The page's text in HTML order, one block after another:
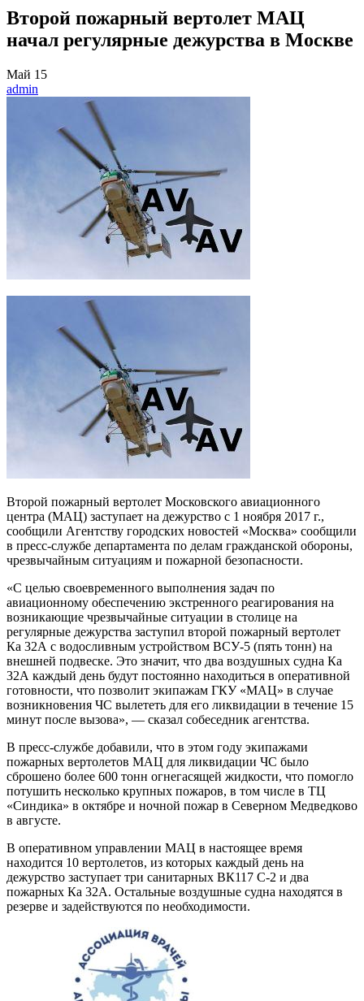
Второй пожарный вертолет МАЦ
начал регулярные дежурства в Москве
Май 15
admin
Второй пожарный вертолет Московского авиационного
центра (МАЦ) заступает на дежурство с 1 ноября 2017 г.,
сообщили Агентству городских новостей «Москва» сообщили
в пресс-службе департамента по делам гражданской обороны,
чрезвычайным ситуациям и пожарной безопасности.
«С целью своевременного выполнения задач по
авиационному обеспечению экстренного реагирования на
возникающие чрезвычайные ситуации в столице на
регулярные дежурства заступил второй пожарный вертолет
Ка 32А с водосливным устройством ВСУ-5 (пять тонн) на
внешней подвеске. Это значит, что два воздушных судна Ка
32А каждый день будут постоянно находиться в оперативной
готовности, что позволит экипажам ГКУ «МАЦ» в случае
возникновения ЧС вылететь для его ликвидации в течение 15
минут после вызова», — сказал собеседник агентства.
В пресс-службе добавили, что в этом году экипажами
пожарных вертолетов МАЦ для ликвидации ЧС было
сброшено более 600 тонн огнегасящей жидкости, что помогло
потушить несколько крупных пожаров, в том числе в ТЦ
«Синдика» в октябре и ночной пожар в Северном Медведково
в августе.
В оперативном управлении МАЦ в настоящее время
находится 10 вертолетов, из которых каждый день на
дежурство заступает три санитарных ВК117 С-2 и два
пожарных Ка 32А. Остальные воздушные судна находятся в
резерве и задействуются по необходимости.